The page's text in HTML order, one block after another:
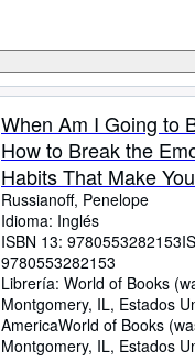
When Am I Going to
How to Break the
Habits That Make
Russianoff, Penelope
Idioma: Inglés
ISBN 13: 9780553282153
9780553282153
Librería: World of Books
Montgomery, IL, Estados
AmericaWorld of Books
Montgomery, IL, Estados